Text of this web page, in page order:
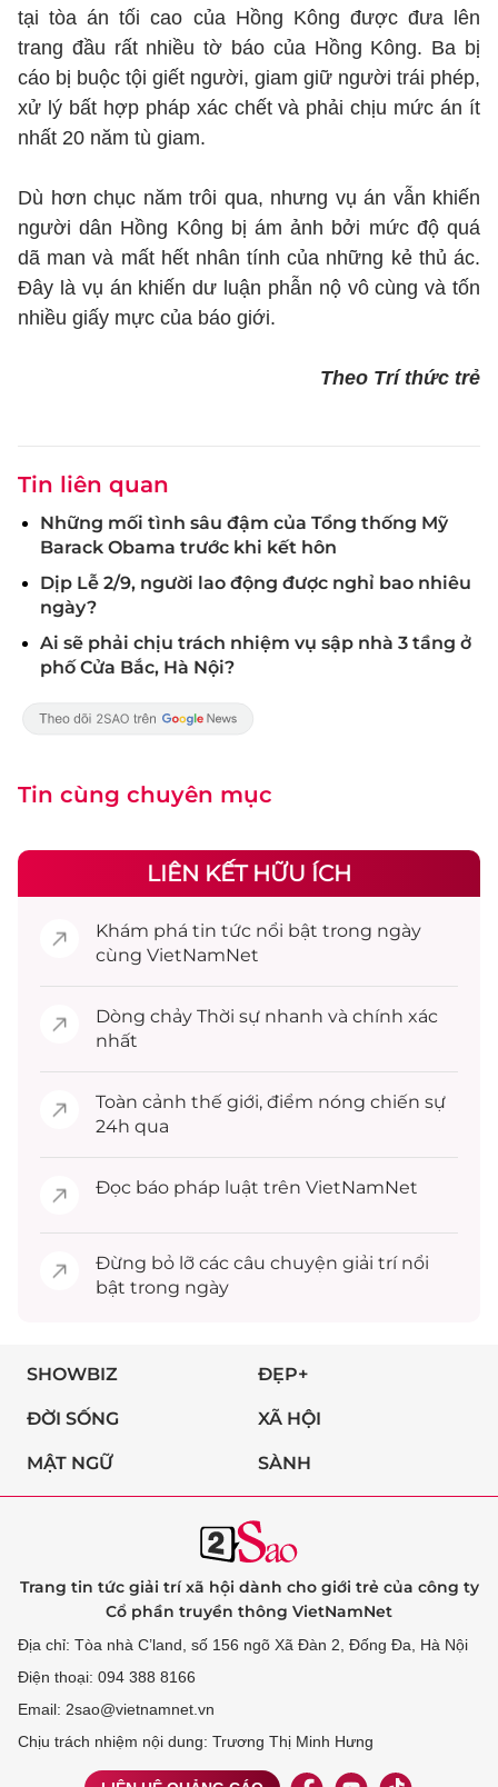
tại tòa án tối cao của Hồng Kông được đưa lên
trang đầu rất nhiều tờ báo của Hồng Kông. Ba bị
cáo bị buộc tội giết người, giam giữ người trái phép,
xử lý bất hợp pháp xác chết và phải chịu mức án ít
nhất 20 năm tù giam.
Dù hơn chục năm trôi qua, nhưng vụ án vẫn khiến
người dân Hồng Kông bị ám ảnh bởi mức độ quá
dã man và mất hết nhân tính của những kẻ thủ ác.
Đây là vụ án khiến dư luận phẫn nộ vô cùng và tốn
nhiều giấy mực của báo giới.
Theo Trí thức trẻ
Tin liên quan
Những mối tình sâu đậm của Tổng thống Mỹ
Barack Obama trước khi kết hôn
Dịp Lễ 2/9, người lao động được nghỉ bao nhiêu
ngày?
Ai sẽ phải chịu trách nhiệm vụ sập nhà 3 tầng ở
phố Cửa Bắc, Hà Nội?
Tin cùng chuyên mục
LIÊN KẾT HỮU ÍCH
Khám phá tin tức nổi bật trong ngày
cùng VietNamNet
Dòng chảy Thời sự nhanh và chính xác
nhất
Toàn cảnh thế giới, điểm nóng chiến sự
24h qua
Đọc báo pháp luật trên VietNamNet
Đừng bỏ lỡ các câu chuyện giải trínổi
bật trong ngày
SHOWBIZ ĐẸP+
ĐỜI SỐNG XÃ HỘI
MẬT NGỮ SÀNH
Trang tin tức giải trí xã hội dành cho giới trẻ của công ty
Cổ phần truyền thông VietNamNet
Địa chỉ: Tòa nhà C’land, số 156 ngõ Xã Đàn 2, Đống Đa, Hà Nội
Điện thoại: 094 388 8166
Email: 2sao@vietnamnet.vn
Chịu trách nhiệm nội dung: Trương Thị Minh Hưng